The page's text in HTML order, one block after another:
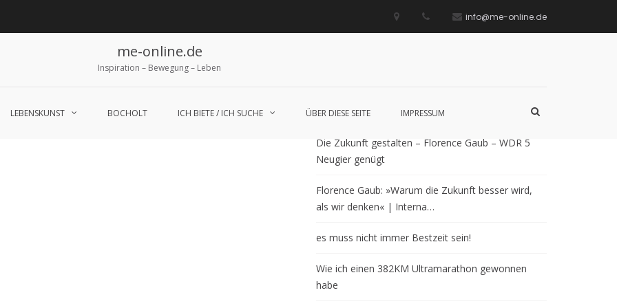
info@me-online.de
me-online.de
Inspiration – Bewegung – Leben
LEBENSKUNST BOCHOLT ICH BIETE / ICH SUCHE ÜBER DIESE SEITE IMPRESSUM
Such-
Neueste Beiträge
Die Zukunft gestalten – Florence Gaub – WDR 5
Neugier genügt
Florence Gaub: »Warum die Zukunft besser wird,
als wir denken« | Interna…
es muss nicht immer Bestzeit sein!
Wie ich einen 382KM Ultramarathon gewonnen
habe